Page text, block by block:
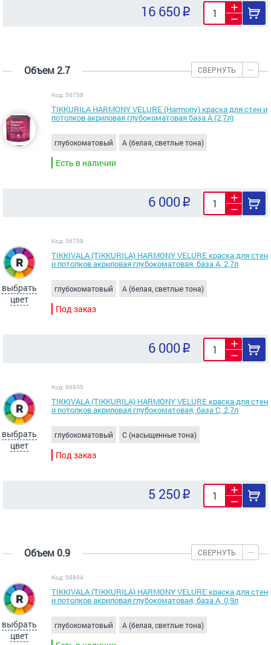
16 650
Объем 2.7 СВЕРНУТЬ
Код: 56758
TIKKURILA HARMONY VELURE (Harmony) краска для стен и
потолков акриловая глубокоматовая база А (2,7л)
глубокоматовый A (белая, светлые тона)
Есть в наличии
6 000
выбрать
цвет
Код: 56758
TIKKIVALA (TIKKURILA) HARMONY VELURE краска для стен
и потолков акриловая глубокоматовая, база А, 2,7л
глубокоматовый A (белая, светлые тона)
Под заказ
6 000
выбрать
цвет
Код: 66935
TIKKIVALA (TIKKURILA) HARMONY VELURE краска для стен
и потолков акриловая глубокоматовая, база С, 2,7л
глубокоматовый C (насыщенные тона)
Под заказ
5 250
Объем 0.9 СВЕРНУТЬ
выбрать
цвет
Код: 58894
TIKKIVALA (TIKKURILA) HARMONY VELURE краска для стен
и потолков акриловая глубокоматовая, база А, 0,9л
глубокоматовый A (белая, светлые тона)